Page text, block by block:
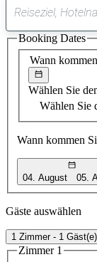
Wann
Wählen Sie
Wählen Sie
Wann kommen
04. August 05.
Booking Dates
Gäste auswählen
1 Zimmer - 1 Gäst(e)
Zimmer 1